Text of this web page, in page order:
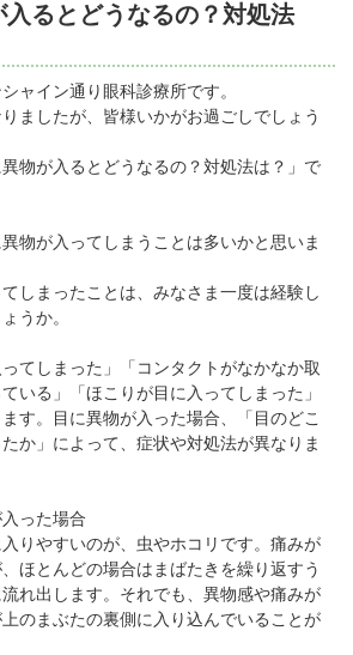
い
診療報酬に関する院内掲示
リクルート
ード
類と特徴
しばらく眼科受診していない方
へ
ズを使う
コンタクトレンズトラブル
るとどうなるの？対処法
ャイン通り眼科診療所です。
ましたが、皆様いかがお過ごしでしょう
物が入るとどうなるの？対処法は？」で
物が入ってしまうことは多いかと思いま
しまったことは、みなさま一度は経験し
うか。
てしまった」「コンタクトがなかなか取
いる」「ほこりが目に入ってしまった」
す。目に異物が入った場合、「目のどこ
か」によって、症状や対処法が異なりま
った場合
りやすいのが、虫やホコリです。痛みが
ほとんどの場合はまばたきを繰り返すう
れ出します。それでも、異物感や痛みが
のまぶたの裏側に入り込んでいることが